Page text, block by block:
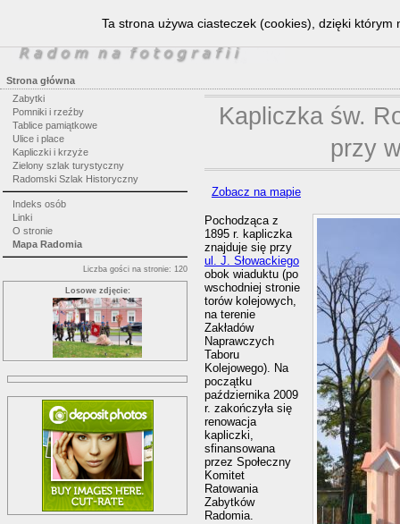
Strona główna
Zabytki
Pomniki i rzeźby
Tablice pamiątkowe
Ulice i place
Kapliczki i krzyże
Zielony szlak turystyczny
Radomski Szlak Historyczny
Indeks osób
Linki
O stronie
Mapa Radomia
Liczba gości na stronie: 120
Losowe zdjęcie:
Kapliczka św.
przy
Zobacz na mapie
Pochodząca z
1895 r. kapliczka
znajduje się przy
ul. J. Słowackiego
obok wiaduktu (po
wschodniej stronie
torów kolejowych,
na terenie
Zakładów
Naprawczych
Taboru
Kolejowego). Na
początku
października 2009
r. zakończyła się
renowacja
kapliczki,
sfinansowana
przez Społeczny
Komitet
Ratowania
Zabytków
Radomia.
Ta strona używa ciasteczek (cookies), dzięki którym